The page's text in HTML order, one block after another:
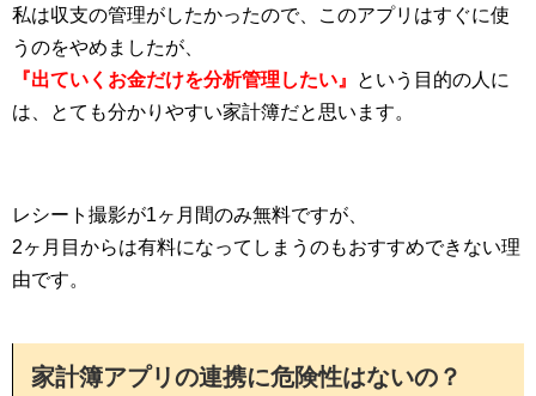
私は収支の管理がしたかったので、このアプリはすぐに使
うのをやめましたが、
『出ていくお金だけを分析管理したい』
という目的の人に
は、とても分かりやすい家計簿だと思います。
レシート撮影が1ヶ月間のみ無料ですが、
2ヶ月目からは有料になってしまうのもおすすめできない理
由です。
家計簿アプリの連携に危険性はないの？